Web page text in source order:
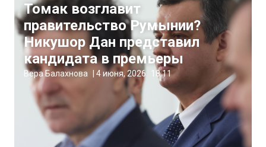
Томак возглавит
правительство Румынии?
Никушор Дан представил
кандидата в премьеры
Вера Балахнова 4 июня, 2026 18:11